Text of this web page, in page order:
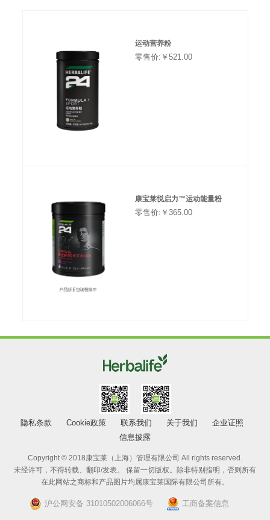
运动营养粉
零售价:￥521.00
康宝莱悦启力™运动能量粉
零售价:￥365.00
隐私条款 Cookie政策 联系我们 关于我们
企业证照
信息披露
Copyright © 2018康宝莱（上海）管理有限公司 All rights reserved.
未经许可，不得转载、翻印/发表。 保留一切版权。除非特别指明，否则所有
在此网站之商标和产品图片均属康宝莱国际有限公司所有。
沪公网安备 31010502006066号 工商备案信息